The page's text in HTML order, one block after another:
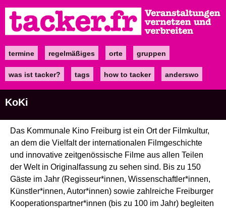
zum
Inhalt
Maintermine regelmäßiges orte gruppen
was ist tacker? tags how to tacker anderswo
KoKi
Das Kommunale Kino Freiburg ist ein Ort der Filmkultur,
an dem die Vielfalt der internationalen Filmgeschichte
und innovative zeitgenössische Filme aus allen Teilen
der Welt in Originalfassung zu sehen sind. Bis zu 150
Gäste im Jahr (Regisseur*innen, Wissenschaftler*innen,
Künstler*innen, Autor*innen) sowie zahlreiche Freiburger
Kooperationspartner*innen (bis zu 100 im Jahr) begleiten